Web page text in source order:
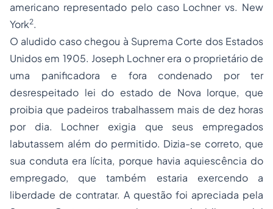
americano representado pelo caso Lochner vs. New
York2.
O aludido caso chegou à Suprema Corte dos Estados
Unidos em 1905. Joseph Lochner era o proprietário de
uma panificadora e fora condenado por ter
desrespeitado lei do estado de Nova Iorque, que
proibia que padeiros trabalhassem mais de dez horas
por dia. Lochner exigia que seus empregados
labutassem além do permitido. Dizia-se correto, que
sua conduta era lícita, porque havia aquiescência do
empregado, que também estaria exercendo a
liberdade de contratar. A questão foi apreciada pela